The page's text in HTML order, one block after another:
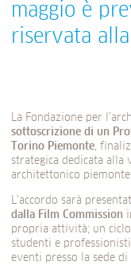
maggio è
riservata
La Fondazione per
sottoscrizione di un
Torino Piemonte,
strategica dedicata
architettonico
L’accordo sarà
dalla Film Commission
propria attività; un
studenti e
eventi presso la sede di